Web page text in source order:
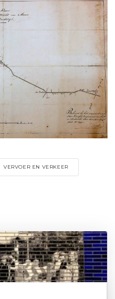
VERVOER EN VERKEER